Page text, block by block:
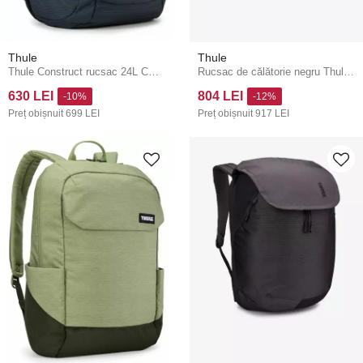
Thule
630 LEI
Preț obișnuit 699 LEI
-10%
Thule
804 LEI
Preț obișnuit 917 LEI
-12%